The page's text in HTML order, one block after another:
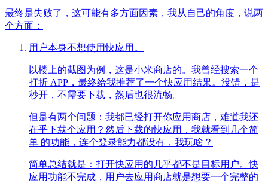
最终是失败了，这可能有多方面因素，我从自己的角度，说两
个方面：
用户本身不想使用快应用。
以楼上的截图为例，这是小米商店的。我曾经搜索一个
打折 APP，最终给我推荐了一个快应用结果。没错，是
秒开，不需要下载，然后也很流畅。
但是有两个问题：我都已经打开你应用商店，难道我还
在乎下载个应用？然后下载的快应用，我就看到几个简
单 的功能，连个登录能力都没有，我玩啥？
简单总结就是：打开快应用的几乎都不是目标用户。快
应用功能不完成，用户去应用商店就是想要一个完整的